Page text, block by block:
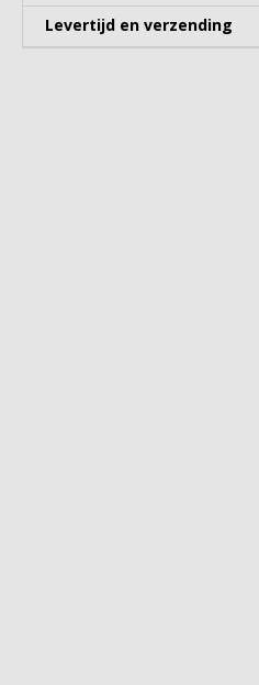
Levertijd en verzending